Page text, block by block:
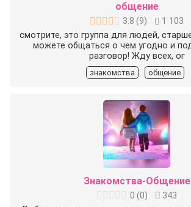
общение
3.8 (9)
1 103
смотрите, это группа для людей,
можете общаться о чем угодно и
разговор! Жду всех, ог
знакомства общение
Знакомства-Общение
0 (0)
343